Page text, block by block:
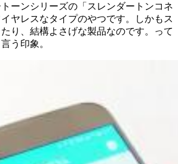
ーンシリーズの「スレンダートンコネ
ヤレスなタイプのやつです。しかもス
り、結構よさげな製品なのです。って
う印象。